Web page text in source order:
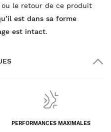
ou le retour de ce produit
est dans sa forme
est intact.
PERFORMANCES MAXIMALES